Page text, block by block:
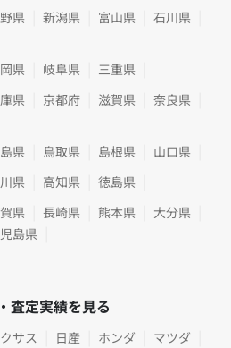
県 新潟県 富山県
石川県
県 岐阜県
三重県
県 京都府 滋賀県
奈良県
県 鳥取県 島根県
山口県
県 高知県
徳島県
県 長崎県 熊本県
大分県
島県
査定実績を見る
サス 日産 ホンダ
マツダ